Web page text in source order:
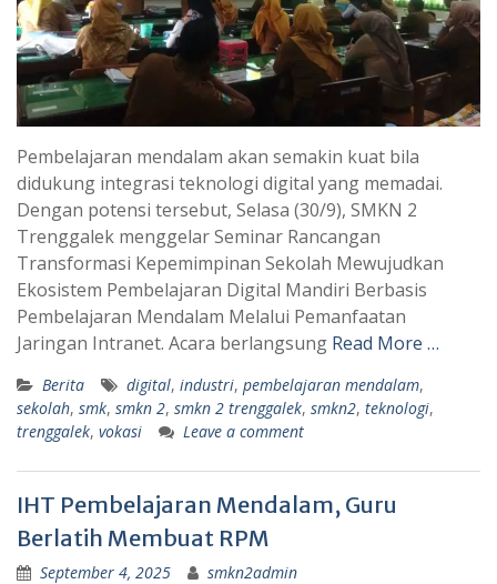
Pembelajaran mendalam akan semakin kuat bila
didukung integrasi teknologi digital yang memadai.
Dengan potensi tersebut, Selasa (30/9), SMKN 2
Trenggalek menggelar Seminar Rancangan
Transformasi Kepemimpinan Sekolah Mewujudkan
Ekosistem Pembelajaran Digital Mandiri Berbasis
Pembelajaran Mendalam Melalui Pemanfaatan
Jaringan Intranet. Acara berlangsung Read More …
Berita digital, industri, pembelajaran mendalam,
sekolah, smk, smkn 2, smkn 2 trenggalek, smkn2, teknologi,
trenggalek, vokasi Leave a comment
IHT Pembelajaran Mendalam, Guru
Berlatih Membuat RPM
September 4, 2025 smkn2admin